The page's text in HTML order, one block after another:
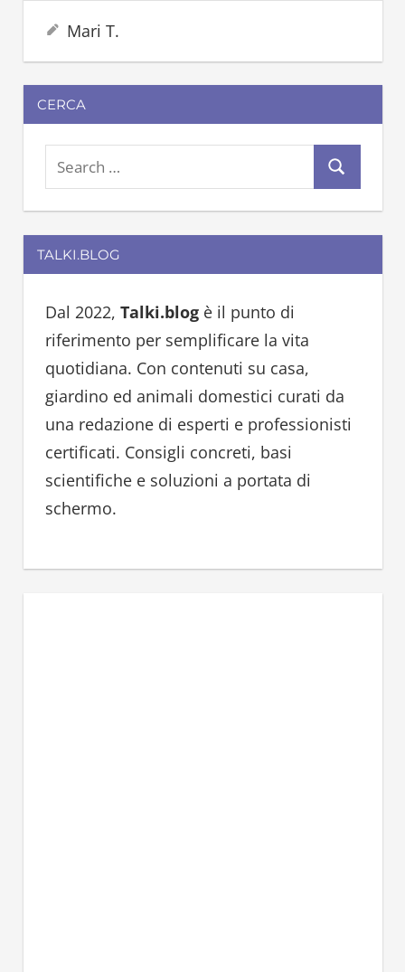
22 Giugno 2023
Mari T.
CERCA
e
a
r
c
:
a
TALKI.BLOG
Dal 2022, Talki.blogè il punto di
riferimento per semplificare la vita
quotidiana. Con contenuti su casa,
giardino ed animali domestici curati da
una redazione di esperti e professionisti
certificati. Consigli concreti, basi
scientifiche e soluzioni a portata di
schermo.